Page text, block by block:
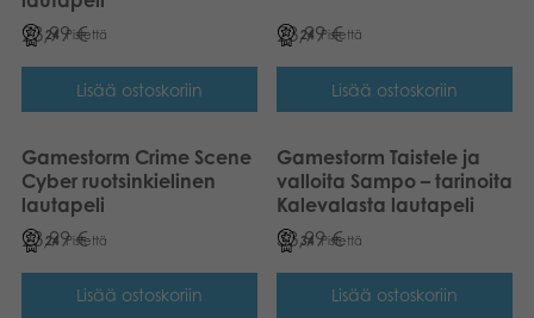
23,99€
24 Pistettä
Lisää ostoskoriin
23,99€
24 Pistettä
Lisää ostoskoriin
Gamestorm Crime Scene
Cyber ruotsinkielinen
lautapeli
23,99€
24 Pistettä
Lisää ostoskoriin
Gamestorm Taistele ja
valloita Sampo – tarinoita
Kalevalasta lautapeli
33,99€
34 Pistettä
Lisää ostoskoriin